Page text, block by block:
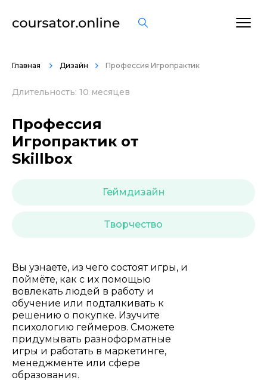
Главная Дизайн Профессия Игропрактик
Длительность: 10 месяцев
Профессия
Игропрактик от
Skillbox
Геймдизайн
Творчество
Вы узнаете, из чего состоят игры, и
поймёте, как с их помощью
вовлекать людей в работу и
обучение или подталкивать к
решению о покупке. Изучите
психологию геймеров. Сможете
придумывать разноформатные
игры и работать в маркетинге,
менеджменте или сфере
образования.
Стоимость *
Подача материала *
Программа обучения *